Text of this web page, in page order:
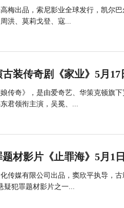
梅出品，索尼影业全球发行，凯尔
洪、莫莉戈登、寇...
装传奇剧《家业》5月17
传奇》，是由爱奇艺、华策克顿旗
君领衔主演，吴冕、...
材影片《止罪海》5月1
传媒有限公司出品，窦欣平执导，
疑犯罪题材影片之一...